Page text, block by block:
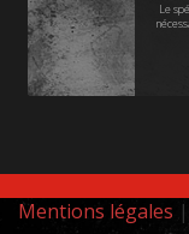
Le
Mentions légales |